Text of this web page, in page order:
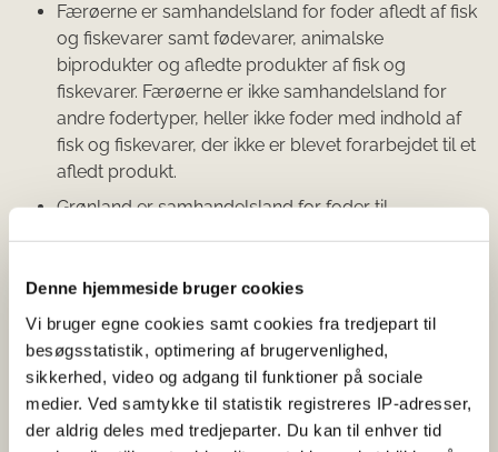
Denne hjemmeside bruger cookies
Vi bruger egne cookies samt cookies fra tredjepart til
besøgsstatistik, optimering af brugervenlighed,
sikkerhed, video og adgang til funktioner på sociale
medier. Ved samtykke til statistik registreres IP-adresser,
der aldrig deles med tredjeparter. Du kan til enhver tid
Færøerne er samhandelsland for foder afledt af fisk
og fiskevarer samt fødevarer, animalske
biprodukter og afledte produkter af fisk og
fiskevarer. Færøerne er ikke samhandelsland for
andre fodertyper, heller ikke foder med indhold af
fisk og fiskevarer, der ikke er blevet forarbejdet til et
afledt produkt.
Grønland er samhandelsland for foder til
samhandelsland for fisk og fiskevarer herunder
sammensatte produkter med forarbejdede
fiskevarer, samt animalske biprodukter og afledte
produkter af vanddyr, bortset fra havpattedyr.